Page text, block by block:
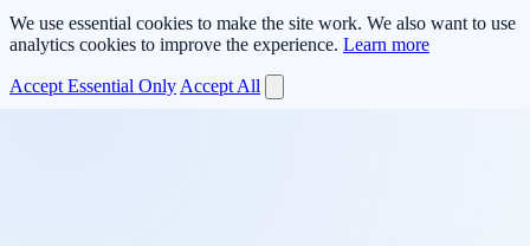
We use essential cookies to make the site work. We also want to use
analytics cookies to improve the experience. Learn more
Accept Essential Only Accept All